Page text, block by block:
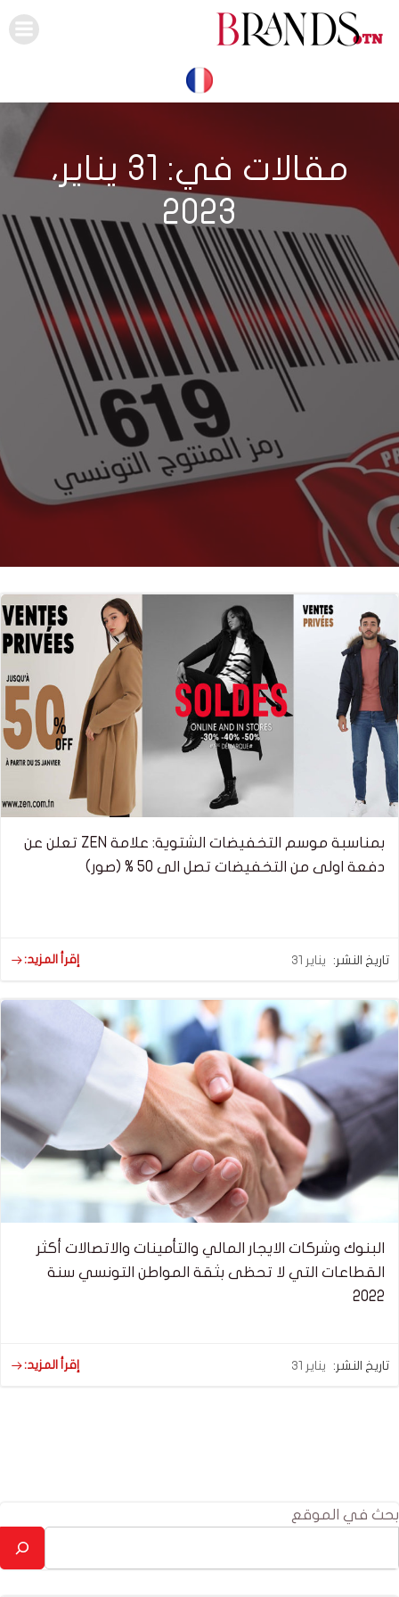
مقالات في: 31 يناير،
2023
بمناسبة موسم التخفيضات الشتوية: علامة ZEN تعلن عن
دفعة اولى من التخفيضات تصل الى 50 % (صور)
تاريخ النشر: يناير 31 إقرأ المزيد:
البنوك وشركات الايجار المالي والتأمينات والاتصالات أكثر
القطاعات التي لا تحظى بثقة المواطن التونسي سنة
2022
تاريخ النشر: يناير 31 إقرأ المزيد:
بحث في الموقع